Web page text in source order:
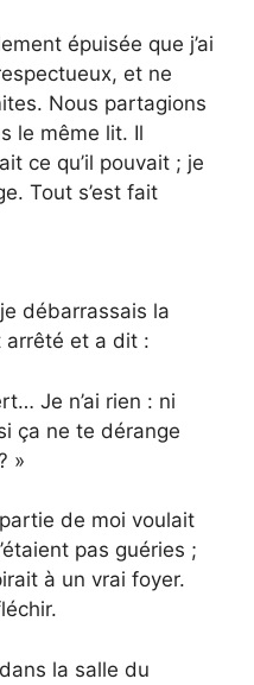
épuisée que j’ai
et ne
Nous partagions
le même lit. Il
ce qu’il pouvait ; je
Tout s’est fait
débarrassais la
arrêté et a dit :
Je n’ai rien : ni
ça ne te dérange
»
de moi voulait
pas guéries ;
à un vrai foyer.
la salle du